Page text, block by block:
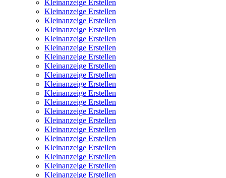
Kleinanzeige Erstellen
Kleinanzeige Erstellen
Kleinanzeige Erstellen
Kleinanzeige Erstellen
Kleinanzeige Erstellen
Kleinanzeige Erstellen
Kleinanzeige Erstellen
Kleinanzeige Erstellen
Kleinanzeige Erstellen
Kleinanzeige Erstellen
Kleinanzeige Erstellen
Kleinanzeige Erstellen
Kleinanzeige Erstellen
Kleinanzeige Erstellen
Kleinanzeige Erstellen
Kleinanzeige Erstellen
Kleinanzeige Erstellen
Kleinanzeige Erstellen
Kleinanzeige Erstellen
Kleinanzeige Erstellen